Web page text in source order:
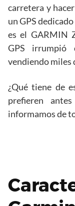
carretera y
un GPS
es el GARMIN
GPS irrumpió
vendiendo miles
¿Qué tiene de
prefieren
informamos de